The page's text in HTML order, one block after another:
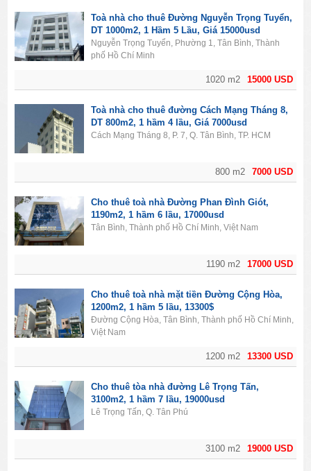
15000 USD
1020 m2
Toà nhà cho thuê Đường Nguyễn Trọng Tuyển,
DT 1000m2, 1 Hầm 5 Lầu, Giá 15000usd
Nguyễn Trọng Tuyển, Phường 1, Tân Bình, Thành
phố Hồ Chí Minh
7000 USD
800 m2
Toà nhà cho thuê đường Cách Mạng Tháng 8,
DT 800m2, 1 hầm 4 lầu, Giá 7000usd
Cách Mạng Tháng 8, P. 7, Q. Tân Bình, TP. HCM
17000 USD
1190 m2
Cho thuê toà nhà Đường Phan Đình Giót,
1190m2, 1 hầm 6 lầu, 17000usd
Tân Bình, Thành phố Hồ Chí Minh, Việt Nam
13300 USD
1200 m2
Cho thuê toà nhà mặt tiền Đường Cộng Hòa,
1200m2, 1 hầm 5 lầu, 13300$
Đường Cộng Hòa, Tân Bình, Thành phố Hồ Chí Minh,
Việt Nam
19000 USD
3100 m2
Cho thuê tòa nhà đường Lê Trọng Tấn,
3100m2, 1 hầm 7 lầu, 19000usd
Lê Trọng Tấn, Q. Tân Phú